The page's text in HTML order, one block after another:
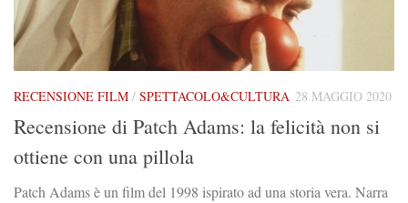
RECENSIONE FILM / SPETTACOLO&CULTURA 28 MAGGIO 2020
Recensione di Patch Adams: la felicità non si
ottiene con una pillola
Patch Adams è un film del 1998 ispirato ad una storia vera. Narra